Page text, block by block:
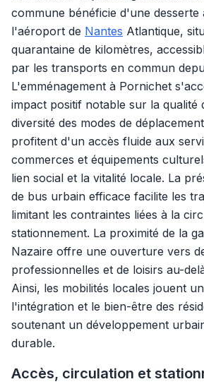
commune bénéficie d'une desserte
l'aéroport de Nantes Atlantique,
quarantaine de kilomètres,
par les transports en commun
L'emménagement à Pornichet
impact positif notable sur la qualité
diversité des modes de
profitent d'un accès fluide aux
commerces et équipements
lien social et la vitalité locale. La
de bus urbain efficace facilite les
limitant les contraintes liées à la
stationnement. La proximité de la
Nazaire offre une ouverture vers
professionnelles et de loisirs au-
Ainsi, les mobilités locales jouent
l'intégration et le bien-être des
soutenant un développement
durable.
Accès, circulation et